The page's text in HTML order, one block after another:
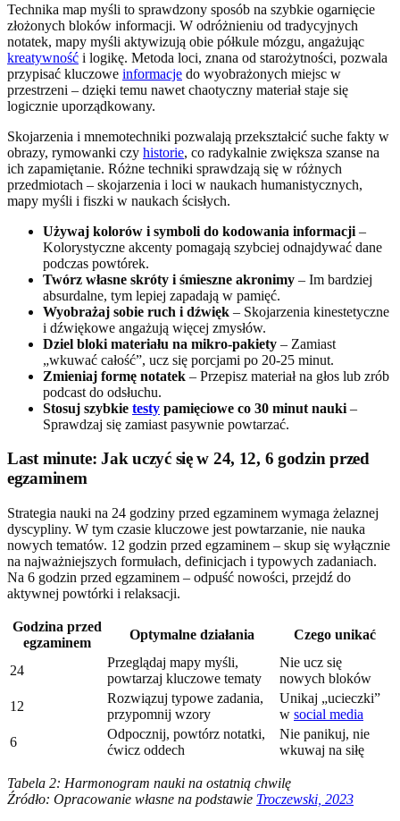
Technika map myśli to sprawdzony sposób na szybkie ogarnięcie
złożonych bloków informacji. W odróżnieniu od tradycyjnych
notatek, mapy myśli aktywizują obie półkule mózgu, angażując
kreatywność i logikę. Metoda loci, znana od starożytności, pozwala
przypisać kluczowe informacje do wyobrażonych miejsc w
przestrzeni – dzięki temu nawet chaotyczny materiał staje się
logicznie uporządkowany.
Skojarzenia i mnemotechniki pozwalają przekształcić suche fakty w
obrazy, rymowanki czy historie, co radykalnie zwiększa szanse na
ich zapamiętanie. Różne techniki sprawdzają się w różnych
przedmiotach – skojarzenia i loci w naukach humanistycznych,
mapy myśli i fiszki w naukach ścisłych.
Używaj kolorów i symboli do kodowania informacji –
Kolorystyczne akcenty pomagają szybciej odnajdywać dane
podczas powtórek.
Twórz własne skróty i śmieszne akronimy – Im bardziej
absurdalne, tym lepiej zapadają w pamięć.
Wyobrażaj sobie ruch i dźwięk – Skojarzenia kinestetyczne
i dźwiękowe angażują więcej zmysłów.
Dziel bloki materiału na mikro-pakiety – Zamiast
„wkuwać całość”, ucz się porcjami po 20-25 minut.
Zmieniaj formę notatek – Przepisz materiał na głos lub zrób
podcast do odsłuchu.
Stosuj szybkie testy pamięciowe co 30 minut nauki –
Sprawdzaj się zamiast pasywnie powtarzać.
Last minute: Jak uczyć się w 24, 12, 6 godzin przed
egzaminem
Strategia nauki na 24 godziny przed egzaminem wymaga żelaznej
dyscypliny. W tym czasie kluczowe jest powtarzanie, nie nauka
nowych tematów. 12 godzin przed egzaminem – skup się wyłącznie
na najważniejszych formułach, definicjach i typowych zadaniach.
Na 6 godzin przed egzaminem – odpuść nowości, przejdź do
aktywnej powtórki i relaksacji.
Godzina przed
egzaminem
Optymalne działania Czego unikać
24
Przeglądaj mapy myśli,
powtarzaj kluczowe tematy
Nie ucz się
nowych bloków
12
Rozwiązuj typowe zadania,
przypomnij wzory
Unikaj „ucieczki”
w social media
6
Odpocznij, powtórz notatki,
ćwicz oddech
Nie panikuj, nie
wkuwaj na siłę
Tabela 2: Harmonogram nauki na ostatnią chwilę
Źródło: Opracowanie własne na podstawie Troczewski, 2023